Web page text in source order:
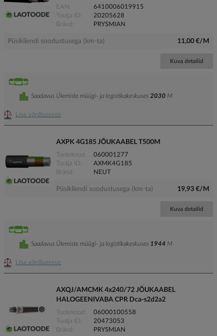
EAN
6410006019915
Tootja ID
20205628
Bränd
PRYSMIAN
Püsikliendi soodustusega (km-ta) 11,00 €/M
Kuva detailid
Lisa võrdlusesse
Saadavus Ülemiste müügi- ja logistikakeskuses 2030 M
AXPK 4G185 JÕUKAABEL T500M
Tootekood
060001277
Tootja ID
AXMK4G185
Bränd
NEUT
Püsikliendi soodustusega (km-ta) 19,93 €/M
Kuva detailid
Lisa võrdlusesse
Saadavus Ülemiste müügi- ja logistikakeskuses 1944 M
AXQJ/AMCMK 4x240/72 JÕUKAABEL
HALOGEENIVABA CPR Dca-s2d2a2
Tootekood
06000100558
Tootja ID
20473053
Bränd
PRYSMIAN